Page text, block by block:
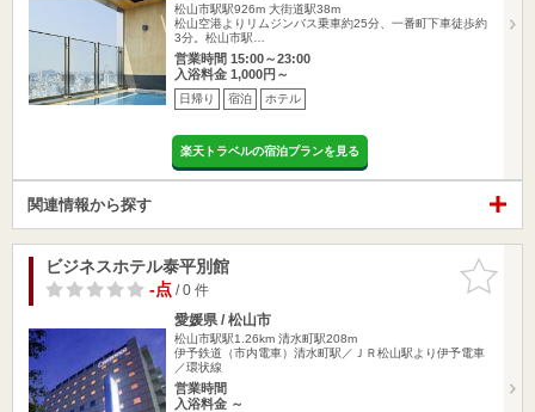
松山市駅駅926m 大街道駅38m
松山空港よりリムジンバス乗車約25分、一番町下車徒歩約
3分。松山市駅…
営業時間 15:00～23:00
入浴料金 1,000円～
日帰り 宿泊 ホテル
楽天トラベルの宿泊プランを見る
関連情報から探す
お気に入
りに追加
ビジネスホテル泰平別館
-点/ 0 件
愛媛県 / 松山市
松山市駅駅1.26km 清水町駅208m
伊予鉄道（市内電車）清水町駅／ＪＲ松山駅より伊予電車
／環状線
営業時間
入浴料金 ～